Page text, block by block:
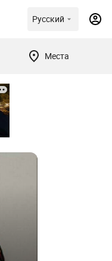
Русский
Места